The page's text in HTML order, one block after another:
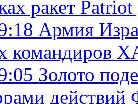
ракет
Армия
командиров
Золото